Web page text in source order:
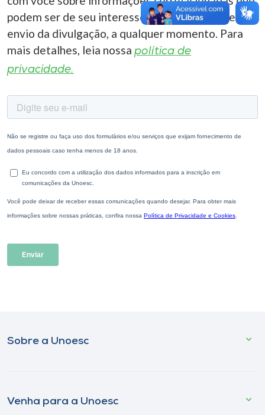
podem ser de seu interesse. Você pode cancelar o
envio da divulgação, a qualquer momento. Para
mais detalhes, leia nossa política de
privacidade.
Sobre a Unoesc
Venha para a Unoesc